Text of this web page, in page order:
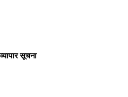
सूचना